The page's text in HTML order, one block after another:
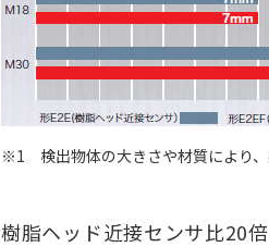
※1 検出物体の大きさや材質により、
樹脂ヘッド近接センサ比20倍